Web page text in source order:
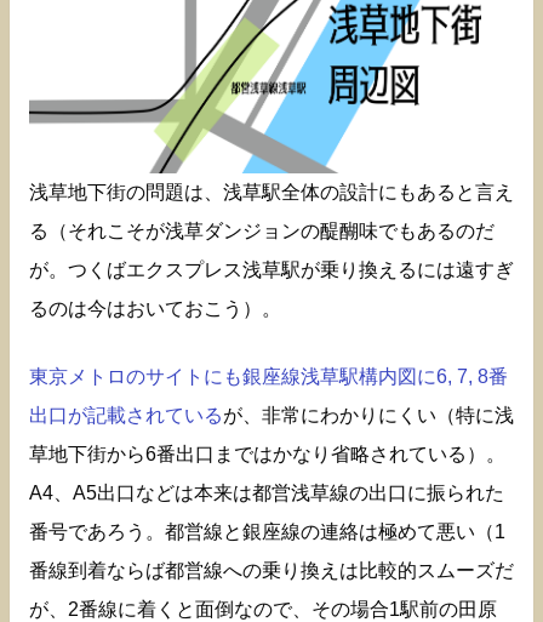
浅草地下街の問題は、浅草駅全体の設計にもあると言え
る（それこそが浅草ダンジョンの醍醐味でもあるのだ
が。つくばエクスプレス浅草駅が乗り換えるには遠すぎ
るのは今はおいておこう）。
東京メトロのサイトにも銀座線浅草駅構内図に6, 7, 8番
出口が記載されているが、非常にわかりにくい（特に浅
草地下街から6番出口まではかなり省略されている）。
A4、A5出口などは本来は都営浅草線の出口に振られた
番号であろう。都営線と銀座線の連絡は極めて悪い（1
番線到着ならば都営線への乗り換えは比較的スムーズだ
が、2番線に着くと面倒なので、その場合1駅前の田原